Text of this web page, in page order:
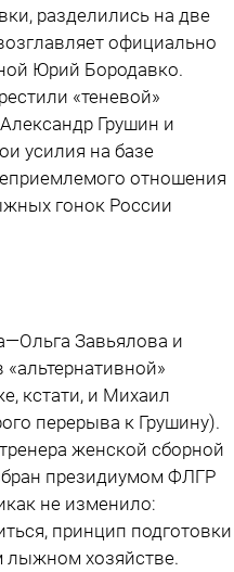
разделились на две
официально
Юрий Бородавко.
«теневой»
Грушин и
усилия на базе
отношения
гонок России
Завьялова и
«альтернативной»
кстати, и Михаил
перерыва к Грушину).
женской сборной
президиумом ФЛГР
не изменило:
принцип подготовки
лыжном хозяйстве.